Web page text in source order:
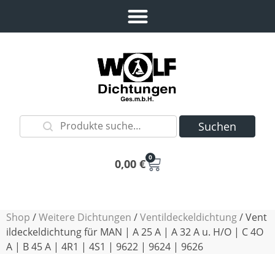
Suchen
0,00 € 0
Shop /Weitere Dichtungen /Ventildeckeldichtung/ Vent
ildeckeldichtung für MAN | A 25 A | A 32 A u. H/O | C 4O
A | B 45 A | 4R1 | 4S1 | 9622 | 9624 | 9626